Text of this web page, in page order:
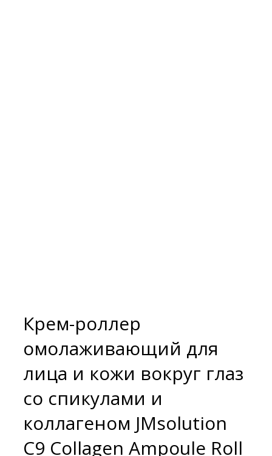
Крем-роллер
омолаживающий для
лица и кожи вокруг глаз
со спикулами и
коллагеном JMsolution
C9 Collagen Ampoule Roll